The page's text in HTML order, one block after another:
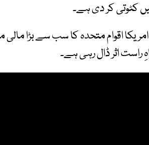
کٹوتی کر دی ہے۔
اقوام متحدہ کا سب سے بڑا
راست اثر ڈال رہی ہے۔